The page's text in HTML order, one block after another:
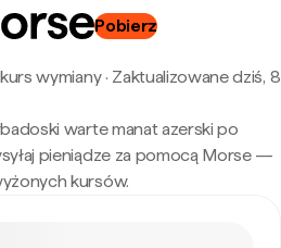
Pobierz
kurs wymiany· Zaktualizowane dziś, 8
warte manat azerski po
pieniądze za pomocą Morse —
kursów.